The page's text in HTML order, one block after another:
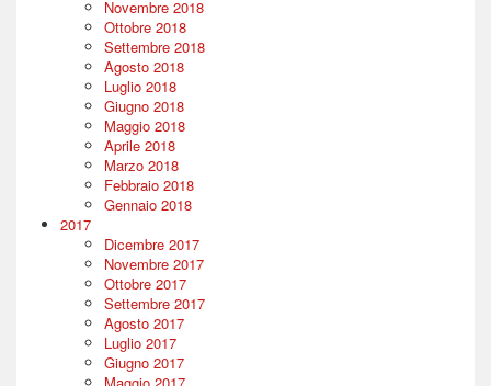
Novembre 2018
Ottobre 2018
Settembre 2018
Agosto 2018
Luglio 2018
Giugno 2018
Maggio 2018
Aprile 2018
Marzo 2018
Febbraio 2018
Gennaio 2018
2017
Dicembre 2017
Novembre 2017
Ottobre 2017
Settembre 2017
Agosto 2017
Luglio 2017
Giugno 2017